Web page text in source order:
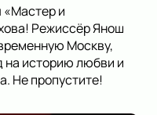
«Мастер и
Режиссёр Янош
Москву,
на историю любви и
Не пропустите!